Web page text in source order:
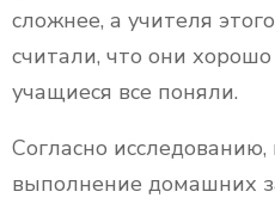
сложнее, а учителя
считали, что они
учащиеся все поняли.
Согласно
выполнение домашних